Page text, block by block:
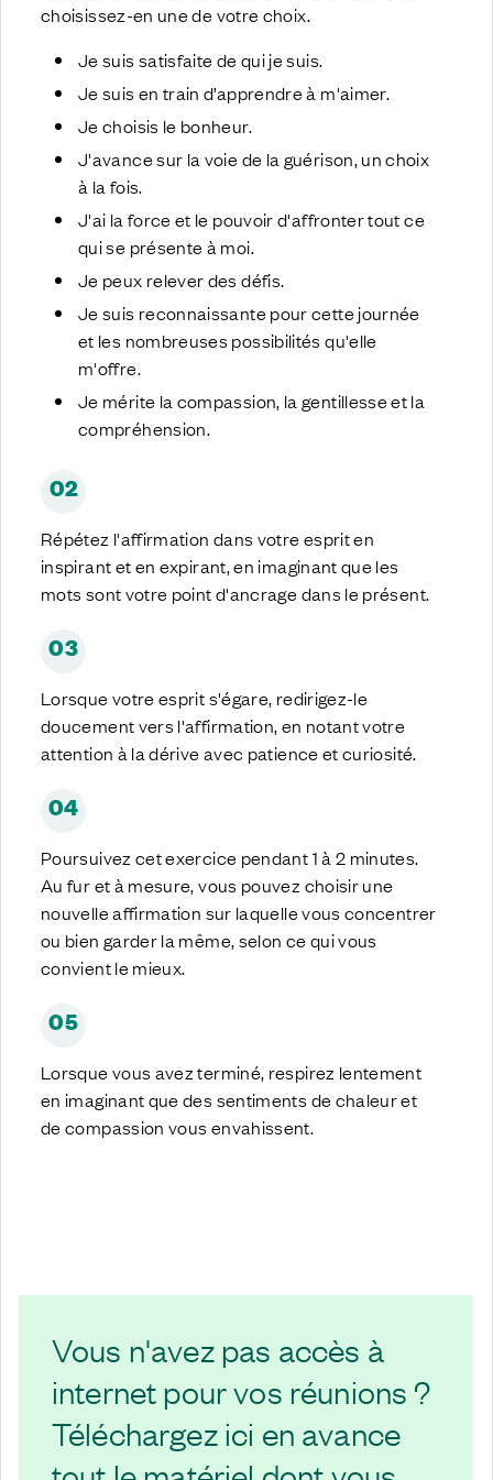
choisissez-en une de votre choix.
Je suis satisfaite de qui je suis.
Je suis en train d’apprendre à m'aimer.
Je choisis le bonheur.
J'avance sur la voie de la guérison, un choix
à la fois.
J'ai la force et le pouvoir d'affronter tout ce
qui se présente à moi.
Je peux relever des défis.
Je suis reconnaissante pour cette journée
et les nombreuses possibilités qu'elle
m'offre.
Je mérite la compassion, la gentillesse et la
compréhension.
02
Répétez l'affirmation dans votre esprit en
inspirant et en expirant, en imaginant que les
mots sont votre point d'ancrage dans le présent.
03
Lorsque votre esprit s'égare, redirigez-le
doucement vers l'affirmation, en notant votre
attention à la dérive avec patience et curiosité.
04
Poursuivez cet exercice pendant 1 à 2 minutes.
Au fur et à mesure, vous pouvez choisir une
nouvelle affirmation sur laquelle vous concentrer
ou bien garder la même, selon ce qui vous
convient le mieux.
05
Lorsque vous avez terminé, respirez lentement
en imaginant que des sentiments de chaleur et
de compassion vous envahissent.
Vous n'avez pas accès à
internet pour vos réunions ?
Téléchargez ici en avance